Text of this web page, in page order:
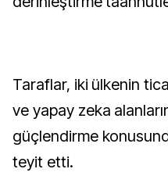
Taraflar, iki ülkenin
ve yapay zeka
güçlendirme
teyit etti.